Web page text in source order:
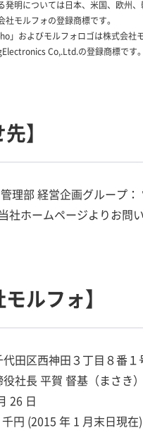
発明については日本、米国、欧州
社モルフォの登録商標です。
」およびモルフォロゴは株式会社
Co,.Ltd.の登録商標です。
】
理部 経営企画グループ
ホームページよりお問
ルフォ】
田区西神田３丁目８番
社長 平賀 督基（まさき
26 日
円 (2015 年 1 月末日現在)